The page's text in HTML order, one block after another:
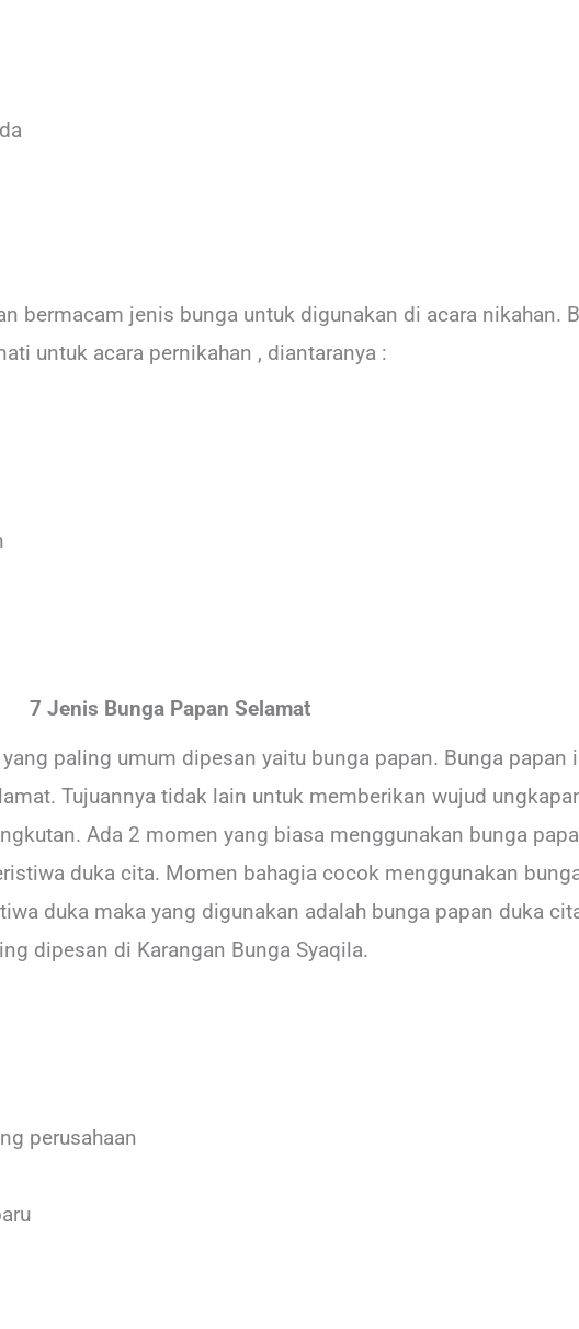
bermacam jenis bunga untuk digunakan di acara nikahan.
untuk acara pernikahan , diantaranya :
7 Jenis Bunga Papan Selamat
paling umum dipesan yaitu bunga papan. Bunga papan
Tujuannya tidak lain untuk memberikan wujud
Ada 2 momen yang biasa menggunakan bunga
duka cita. Momen bahagia cocok menggunakan
duka maka yang digunakan adalah bunga papan duka
dipesan di Karangan Bunga Syaqila.
perusahaan